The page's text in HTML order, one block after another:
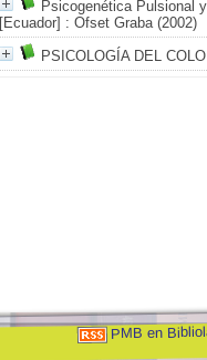
Psicogenética Pulsional
[Ecuador] : Ofset Graba (2002)
PSICOLOGÍA DEL
PMB en